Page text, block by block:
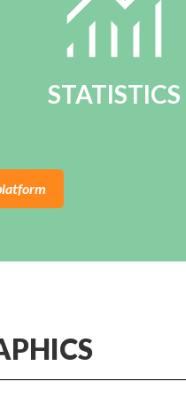
STATISTICS